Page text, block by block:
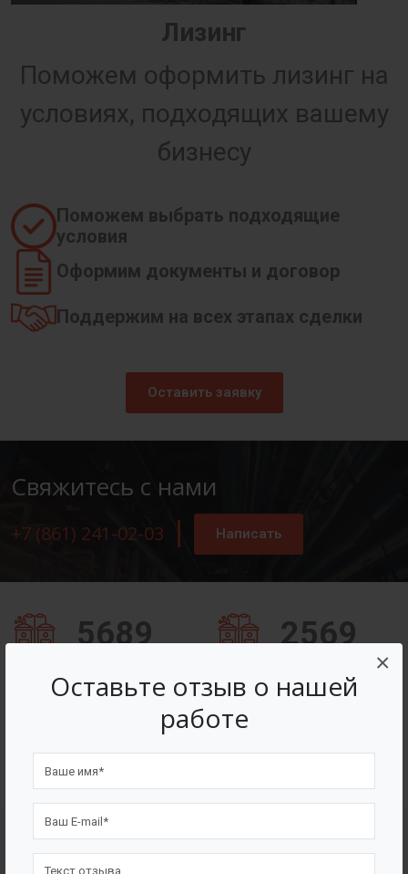
Оставьте отзыв о нашей
работе
×
Лизинг
Поможем оформить лизинг на
условиях, подходящих вашему
бизнесу
Поможем выбрать подходящие
условия
Оформим документы и договор
Поддержим на всех этапах сделки
Оставить заявку
Свяжитесь с нами
+7 (861) 241-02-03 Написать
5689 2569
Счастливых клиентов
Сертификаты